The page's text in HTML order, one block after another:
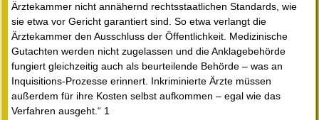
Ärztekammer nicht annähernd rechtsstaatlichen Standards, wie
sie etwa vor Gericht garantiert sind. So etwa verlangt die
Ärztekammer den Ausschluss der Öffentlichkeit. Medizinische
Gutachten werden nicht zugelassen und die Anklagebehörde
fungiert gleichzeitig auch als beurteilende Behörde – was an
Inquisitions-Prozesse erinnert. Inkriminierte Ärzte müssen
außerdem für ihre Kosten selbst aufkommen – egal wie das
Verfahren ausgeht.“ 1